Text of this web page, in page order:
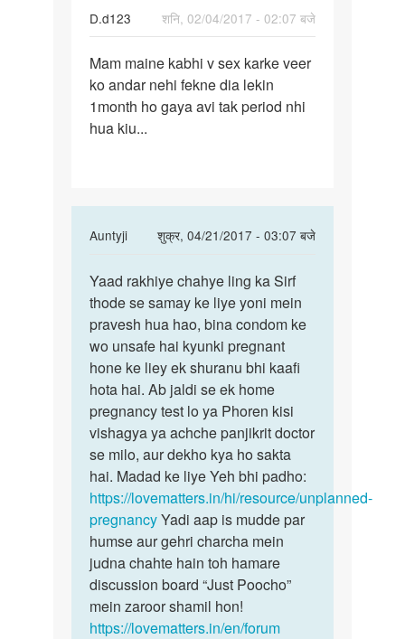
D.d123
शनि, 02/04/2017 - 02:07 बजे
Mam
maine
kabhi
v
Mam maine kabhi v sex karke veer
ko andar nehi fekne dia lekin
1month ho gaya avi tak period nhi
hua kiu...
Auntyji
शुक्र, 04/21/2017 - 03:07 बजे
In
to
Mam
maine
kabhi
v
sex
karke
by
D.d123
Yaad
rakhiye
chahye
ling
ka
Yaad rakhiye chahye ling ka Sirf
thode se samay ke liye yoni mein
pravesh hua hao, bina condom ke
wo unsafe hai kyunki pregnant
hone ke liey ek shuranu bhi kaafi
hota hai. Ab jaldi se ek home
pregnancy test lo ya Phoren kisi
vishagya ya achche panjikrit doctor
se milo, aur dekho kya ho sakta
hai. Madad ke liye Yeh bhi padho:
https://lovematters.in/hi/resource/unplanned-
pregnancyYadi aap is mudde par
humse aur gehri charcha mein
judna chahte hain toh hamare
discussion board “Just Poocho”
mein zaroor shamil hon!
https://lovematters.in/en/forum